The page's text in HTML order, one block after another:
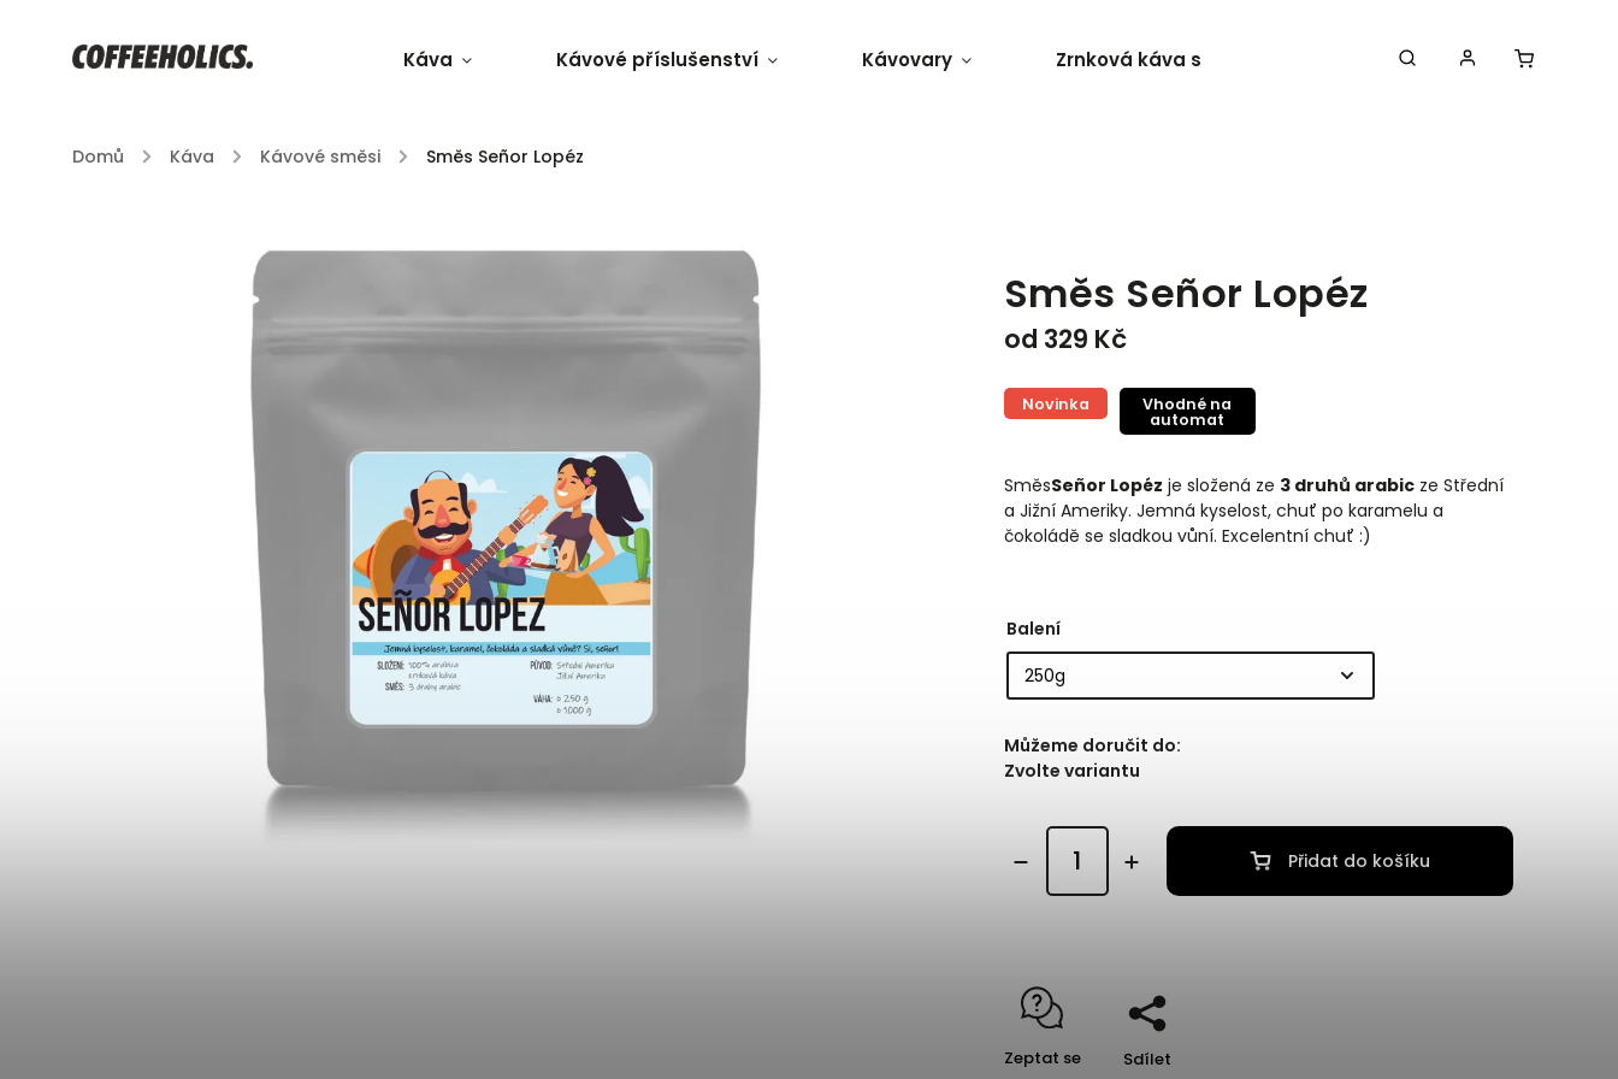
Káva Kávové příslušenství Kávovary Zrnková káva s Vaším logem Kontakty
Domů / Káva / Kávové směsi / Směs Señor Lopéz
Směs Señor Lopéz
od 329 Kč
SměsSeñor Lopéz je složená ze 3 druhů arabicze Střední
a Jižní Ameriky. Jemná kyselost, chuť po karamelu a
čokoládě se sladkou vůní. Excelentní chuť :)
Novinka Vhodné na
automat
Balení
Můžeme doručit do:
Zvolte variantu
Přidat do košíku
Zeptat se Sdílet